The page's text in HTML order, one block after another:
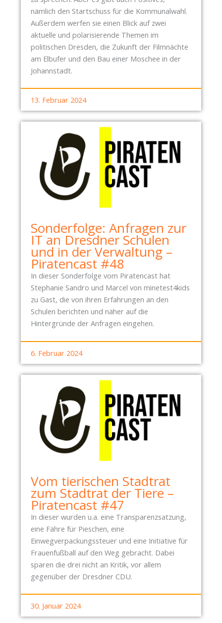
B
A
nämlich den Startschuss für die Kommunalwahl.
Außerdem werfen sie einen Blick auf zwei
aktuelle und polarisierende Themen im
politischen Dresden, die Zukunft der Filmnächte
am Elbufer und den Bau einer Moschee in der
Johannstadt.
13. Februar 2024
Sonderfolge: Anfragen zur
IT an Dresdner Schulen
und in der Verwaltung –
Piratencast #48
In dieser Sonderfolge vom Piratencast hat
Stephanie Sandro und Marcel von minetest4kids
zu Gast, die von ihren Erfahrungen an den
Schulen berichten und näher auf die
Hintergründe der Anfragen eingehen.
6. Februar 2024
Vom tierischen Stadtrat
zum Stadtrat der Tiere –
Piratencast #47
In dieser wurden u.a. eine Transparenzsatzung,
eine Fähre für Pieschen, eine
Einwegverpackungssteuer und eine Initiative für
Frauenfußball auf den Weg gebracht. Dabei
sparen die drei nicht an Kritik, vor allem
gegenüber der Dresdner CDU.
30. Januar 2024